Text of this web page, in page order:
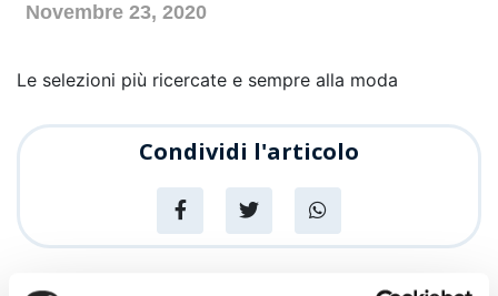
Novembre 23, 2020
Le selezioni più ricercate e sempre alla moda
Condividi l'articolo